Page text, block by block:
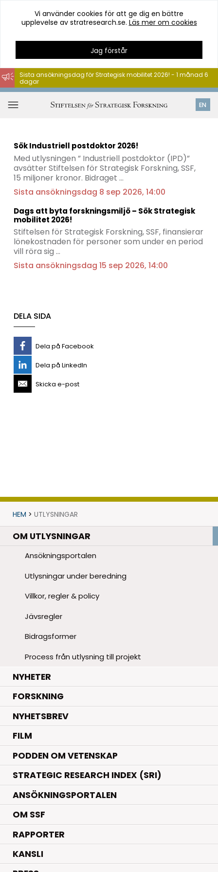
Hoppa
till
innehåll
Vi använder cookies för att ge dig en bättre
upplevelse av stratresearch.se. Läs mer om cookies
Jag förstår
EN
Sista ansökningsdag för Strategisk mobilitet 2026! - 1 månad 6
dagar
Sök Industriell postdoktor 2026!
Med utlysningen ” Industriell postdoktor (IPD)”
avsätter Stiftelsen för Strategisk Forskning, SSF,
15 miljoner kronor. Bidraget …
Sista ansökningsdag 8 sep 2026, 14:00
Dags att byta forskningsmiljö – Sök Strategisk
mobilitet 2026!
Stiftelsen för Strategisk Forskning, SSF, finansierar
lönekostnaden för personer som under en period
vill röra sig …
Sista ansökningsdag 15 sep 2026, 14:00
DELA SIDA
Dela på Facebook
Dela på LinkedIn
Skicka e-post
HEM > UTLYSNINGAR
OM UTLYSNINGAR
Ansökningsportalen
Utlysningar under beredning
Villkor, regler & policy
Jävsregler
Bidragsformer
Process från utlysning till projekt
NYHETER.
FORSKNING.
NYHETSBREV
FILM
PODDEN OM VETENSKAP
STRATEGIC RESEARCH INDEX (SRI)
ANSÖKNINGSPORTALEN
OM SSF
RAPPORTER
KANSLI